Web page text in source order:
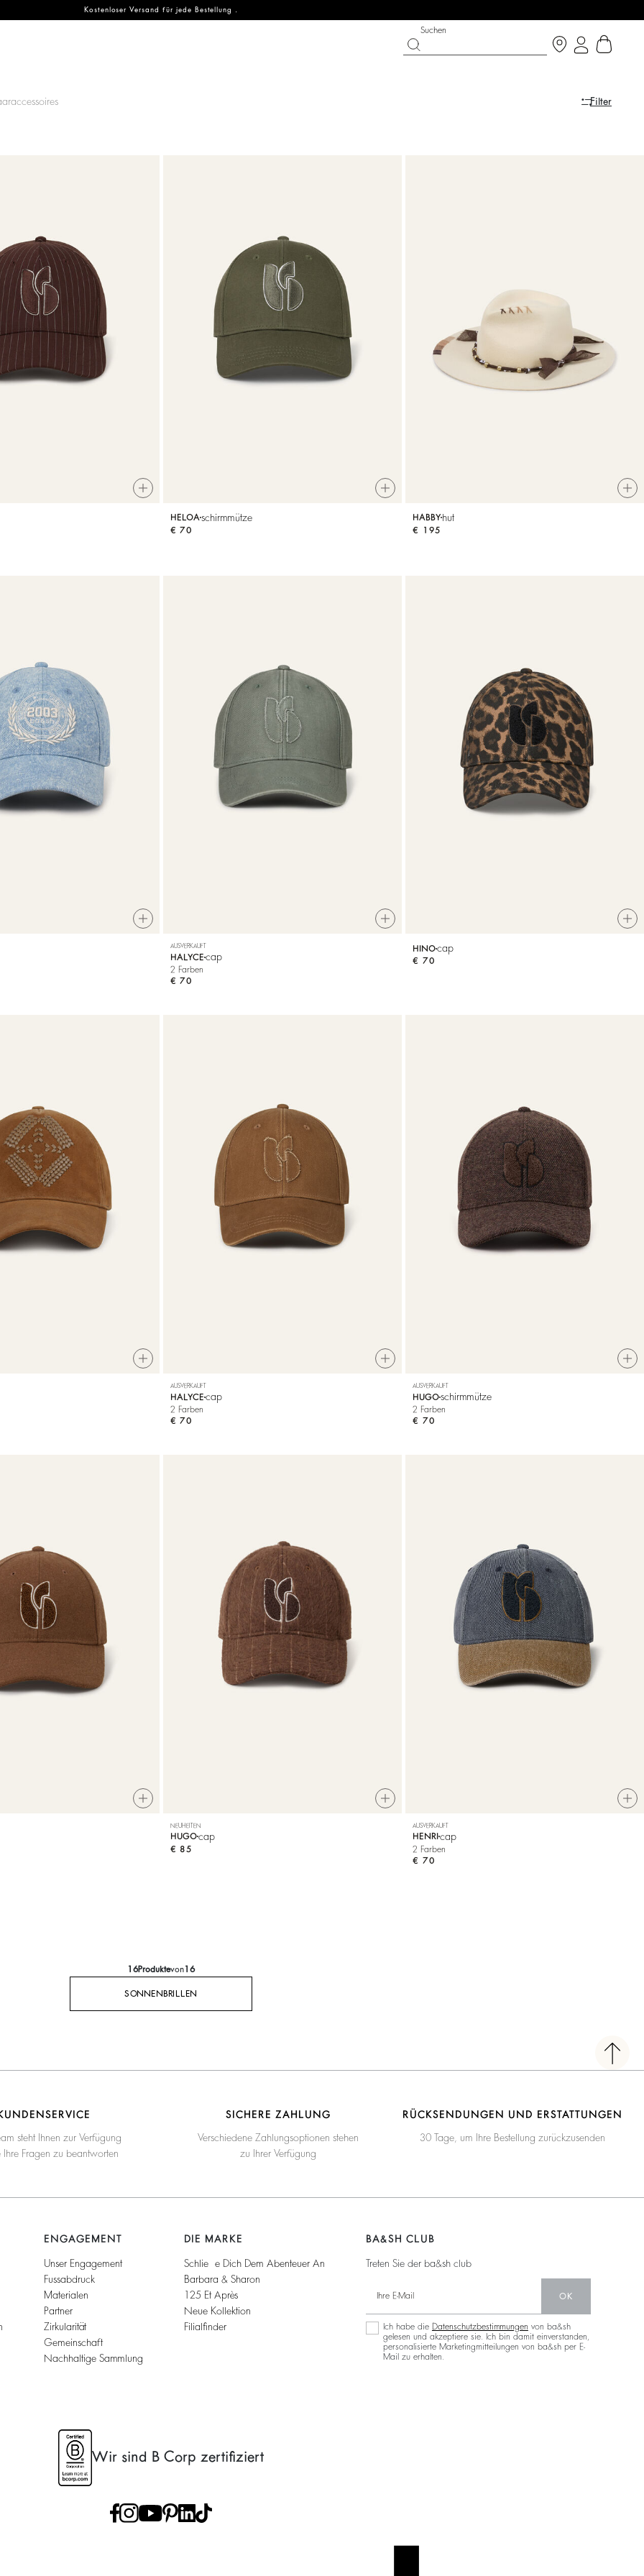
Kostenloser Versand für jede Bestellung .
Neue Saison
NEUE SAISON
Entdecken
Family
HANDTASCHEN
ba&sh-Familie
WALK ON THE BRIGHT SIDE
Suchen
Filter
HELOA schirmmütze
€ 70
HABBYhut
€ 195
AUSVERKAUFT
HALYCE cap
2 Farben
€ 70
HINOcap
€ 70
AUSVERKAUFT
HALYCE cap
2 Farben
€ 70
AUSVERKAUFT
HUGOschirmmütze
2 Farben
€ 70
NEUHEITEN
HUGOcap
€ 85
AUSVERKAUFT
HENRI cap
2 Farben
€ 70
16Produktevon16
SONNENBRILLEN
steht Ihnen zur Verfügung
Ihre Fragen zu beantworten
SICHERE ZAHLUNG
Verschiedene Zahlungsoptionen stehen
zu Ihrer Verfügung
RÜCKSENDUNGEN UND ERSTATTUNGEN
30 Tage, um Ihre Bestellung zurückzusenden
ENGAGEMENT
Unser Engagement
Fussabdruck
Materialen
Partner
Zirkularität
Gemeinschaft
Nachhaltige Sammlung
DIE MARKE
Schließe Dich Dem Abenteuer An
Barbara & Sharon
125 Et Après
Neue Kollektion
Filialfinder
BA&SH CLUB
Treten Sie der ba&sh club
OK
Ich habe die Datenschutzbestimmungen von ba&sh
gelesen und akzeptiere sie. Ich bin damit einverstanden,
personalisierte Marketingmitteilungen von ba&sh per E-
Mail zu erhalten.
Wir sind B Corp zertifiziert